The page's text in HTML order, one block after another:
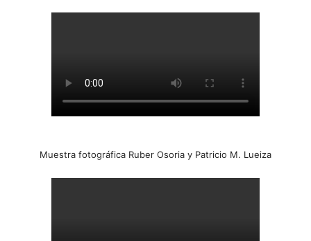
Muestra fotográfica Ruber Osoria y Patricio M. Lueiza